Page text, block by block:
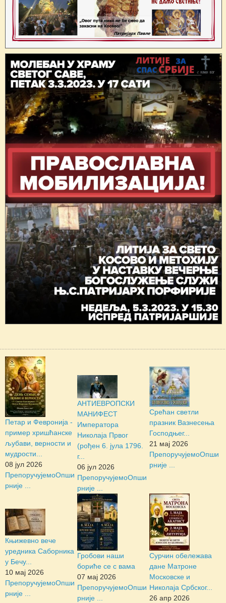
Петар и Февронија -
пример хришћанске
љубави, верности и
мудрости...
08 јул 2026
ПрепоручујемоОпши
рније ...
АНТИЕВРОПСКИ
МАНИФЕСТ
Императора
Николаја Првог
(рођен 6. јула 1796.
г...
06 јул 2026
ПрепоручујемоОпши
рније ...
Срећан светли
празник Вазнесења
Господњег...
21 мај 2026
ПрепоручујемоОпши
рније ...
Књижевно вече
уредника Саборника
у Бечу...
10 мај 2026
ПрепоручујемоОпши
рније ...
Гробови наши
бориће се с вама
07 мај 2026
ПрепоручујемоОпши
рније ...
Сурчин обележава
дане Матроне
Московске и
Николаја Србског...
26 апр 2026